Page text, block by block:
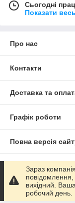
Сьогодні
Показати
Про нас
Контакти
Доставка та
Графік роботи
Повна версія
Сайт створено
Політика
Зараз
повідомлення,
вихідний.
робочий день.